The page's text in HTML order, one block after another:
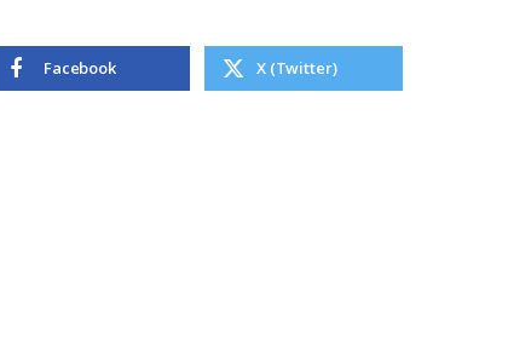
Facebook X (Twitter)